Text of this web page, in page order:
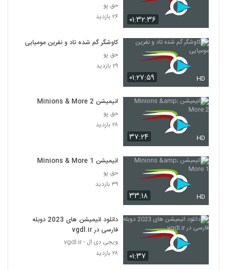
۰۱:۳۲:۳۶
حق پو
۲۶ بازدید
۰۱:۲۷:۵۹ HD
کاوشگر گم شده تاد و نفرین مومیایی
حق پو
۲۹ بازدید
۳۷:۲۴ HD
انیمیشن Minions & More 2
حق پو
۲۸ بازدید
۳۳:۱۸ HD
انیمیشن Minions & More 1
حق پو
۳۹ بازدید
۰۱:۳۷
دانلود انیمیشن های 2023 دوبله
فارسی در vgdl.ir
ویجی دی ال - vgdl.ir
۲۸ بازدید